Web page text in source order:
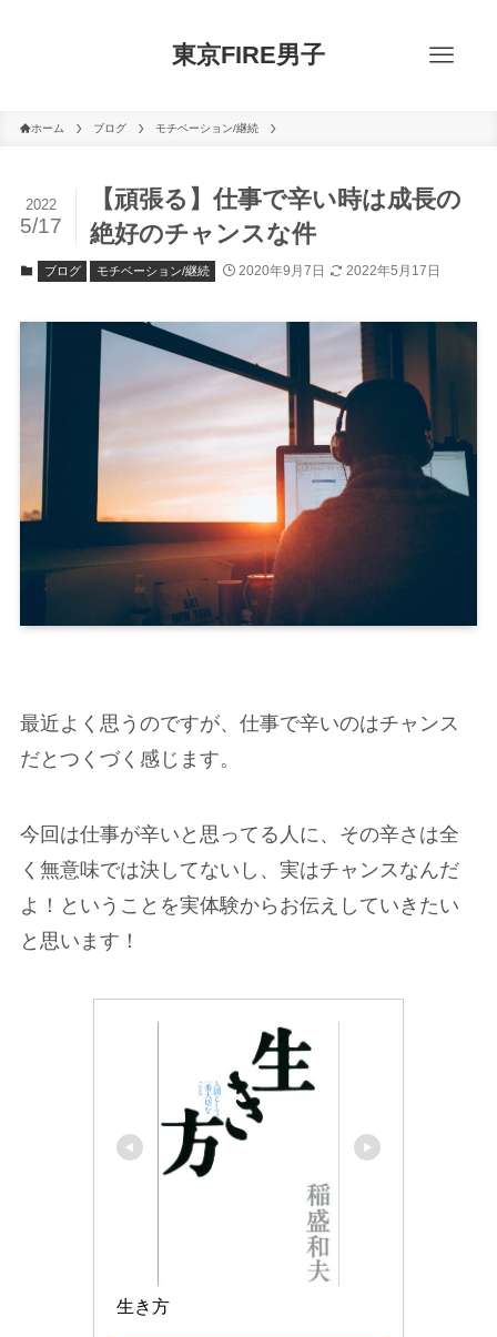
東京FIRE男子
ホーム ブログ モチベーション/継続
【頑張る】仕事で辛い時は成長の
絶好のチャンスな件
2022
5/17
ブログ モチベーション/継続 2020年9月7日 2022年5月17日
最近よく思うのですが、仕事で辛いのはチャンス
だとつくづく感じます。
今回は仕事が辛いと思ってる人に、その辛さは全
く無意味では決してないし、実はチャンスなんだ
よ！ということを実体験からお伝えしていきたい
と思います！
生き方